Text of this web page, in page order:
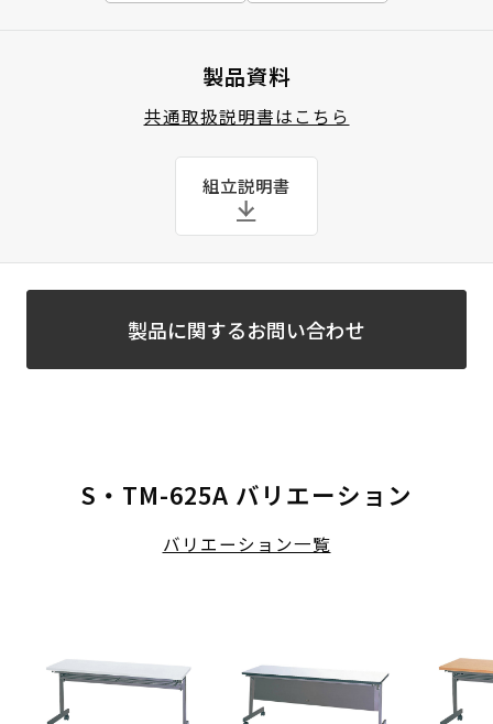
製品資料
共通取扱説明書はこちら
組立説明書
製品に関するお問い合わせ
S・TM-625A バリエーション
バリエーション一覧